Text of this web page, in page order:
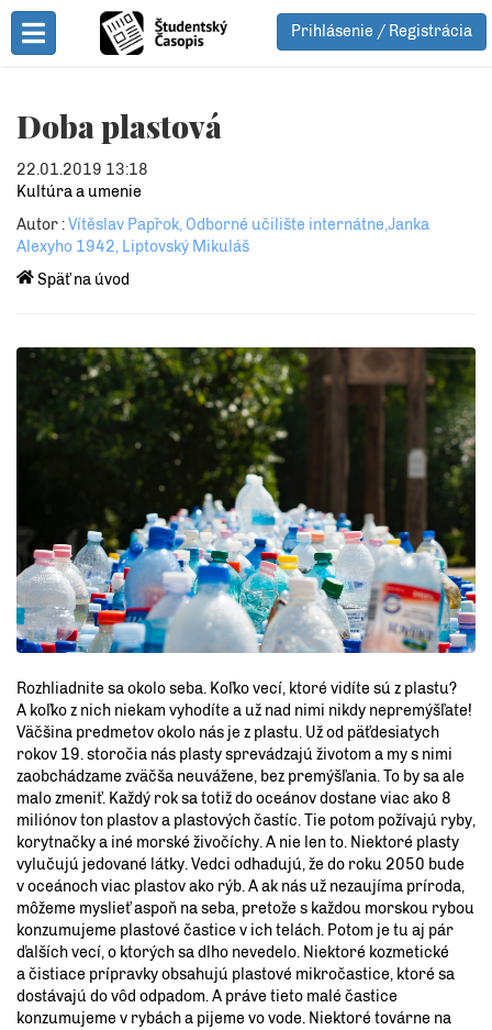
Toggle Menu
Prihlásenie / Registrácia
Doba plastová
22.01.2019 13:18
Kultúra a umenie
Autor :Vítěslav Papřok, Odborné učilište internátne,Janka
Alexyho 1942, Liptovský Mikuláš
Späť na úvod
Rozhliadnite sa okolo seba. Koľko vecí, ktoré vidíte sú z plastu?
A koľko z nich niekam vyhodíte a už nad nimi nikdy nepremýšľate!
Väčšina predmetov okolo nás je z plastu. Už od päťdesiatych
rokov 19. storočia nás plasty sprevádzajú životom a my s nimi
zaobchádzame zväčša neuvážene, bez premýšľania. To by sa ale
malo zmeniť. Každý rok sa totiž do oceánov dostane viac ako 8
miliónov ton plastov a plastových častíc. Tie potom požívajú ryby,
korytnačky a iné morské živočíchy. A nie len to. Niektoré plasty
vylučujú jedované látky. Vedci odhadujú, že do roku 2050 bude
v oceánoch viac plastov ako rýb. A ak nás už nezaujíma príroda,
môžeme myslieť aspoň na seba, pretože s každou morskou rybou
konzumujeme plastové častice v ich telách. Potom je tu aj pár
ďalších vecí, o ktorých sa dlho nevedelo. Niektoré kozmetické
a čistiace prípravky obsahujú plastové mikročastice, ktoré sa
dostávajú do vôd odpadom. A práve tieto malé častice
konzumujeme v rybách a pijeme vo vode. Niektoré továrne na